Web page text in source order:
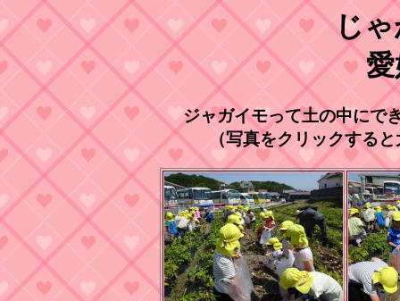
じ
ジャガイモって土の中にで
（写真をクリックする